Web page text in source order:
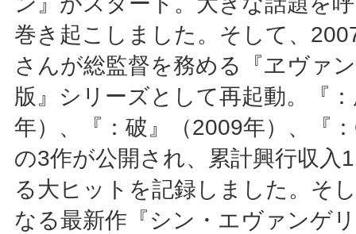
巻き起こしました。そして、
さんが総監督を務める『ヱヴァ
版』シリーズとして再起動。『
年）、『：破』（2009年）、『
の3作が公開され、累計興行収入
る大ヒットを記録しました。そ
なる最新作『シン・エヴァンゲ